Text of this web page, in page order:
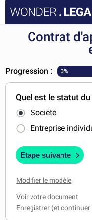
ACCUEIL
MON COMPTE
Contrat
Progression : 0%
Quel est le statut
Société
Entreprise
Etape suivante
Modifier le modèle
Voir votre document